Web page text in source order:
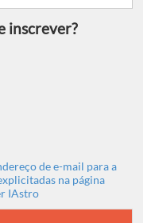
de e-mail para a
na página
IAstro